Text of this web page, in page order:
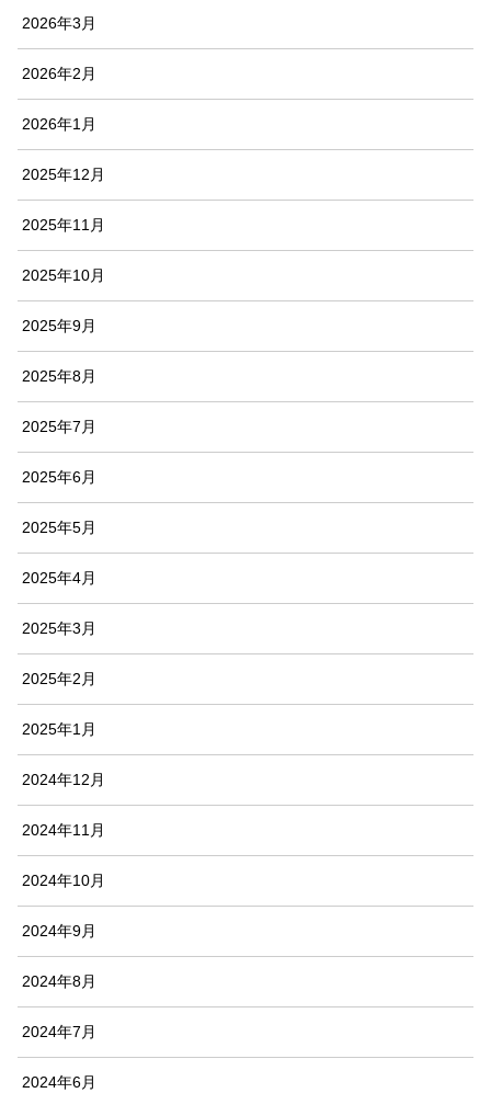
2026年3月
2026年2月
2026年1月
2025年12月
2025年11月
2025年10月
2025年9月
2025年8月
2025年7月
2025年6月
2025年5月
2025年4月
2025年3月
2025年2月
2025年1月
2024年12月
2024年11月
2024年10月
2024年9月
2024年8月
2024年7月
2024年6月